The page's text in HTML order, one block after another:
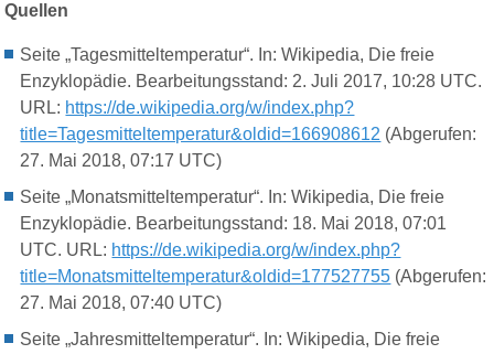
Quellen
Seite „Tagesmitteltemperatur“. In: Wikipedia, Die freie
Enzyklopädie. Bearbeitungsstand: 2. Juli 2017, 10:28 UTC.
URL: https://de.wikipedia.org/w/index.php?
title=Tagesmitteltemperatur&oldid=166908612 (Abgerufen:
27. Mai 2018, 07:17 UTC)
Seite „Monatsmitteltemperatur“. In: Wikipedia, Die freie
Enzyklopädie. Bearbeitungsstand: 18. Mai 2018, 07:01
UTC. URL: https://de.wikipedia.org/w/index.php?
title=Monatsmitteltemperatur&oldid=177527755 (Abgerufen:
27. Mai 2018, 07:40 UTC)
Seite „Jahresmitteltemperatur“. In: Wikipedia, Die freie